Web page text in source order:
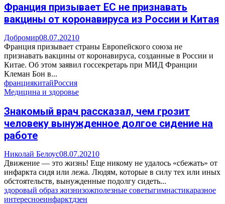
Франция призывает ЕС не признавать
вакцины от коронавируса из России и Китая
Добромир08.07.20210
Франция призывает страны Европейского союза не
признавать вакцины от коронавируса, созданные в России и
Китае. Об этом заявил госсекретарь при МИД Франции
Клеман Бон в...
франциякитайРоссия
Медицина и здоровье
Знакомый врач рассказал, чем грозит
человеку вынужденное долгое сидение на
работе
Николай Белоус08.07.20210
Движение — это жизнь! Еще никому не удалось «сбежать» от
инфаркта сидя или лежа. Людям, которые в силу тех или иных
обстоятельств, вынужденные подолгу сидеть...
здоровый образ жизнизожполезные советыгимнастикаразное
интересноеинфарктдзен